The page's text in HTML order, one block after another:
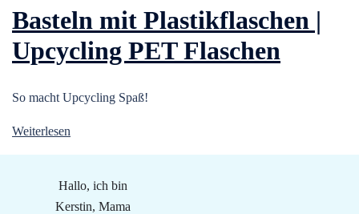
Basteln mit Plastikflaschen |
Upcycling PET Flaschen
So macht Upcycling Spaß!
Weiterlesen
Hallo, ich bin
Kerstin, Mama